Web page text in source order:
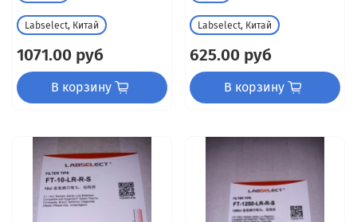
Labselect, Китай
1071.00 руб
В корзину
Labselect, Китай
625.00 руб
В корзину